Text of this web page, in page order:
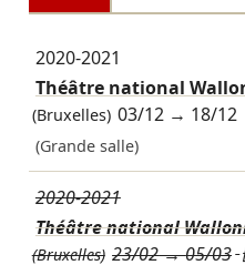
2020-2021
Théâtre national
(Bruxelles) 03/12 → 18/12
(Grande salle)
2020-2021
Théâtre national
(Bruxelles) 23/02→05/03